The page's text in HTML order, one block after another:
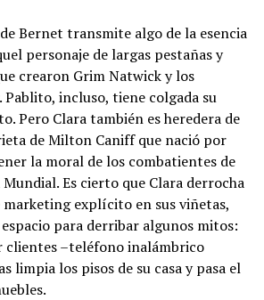
Bernet transmite algo de la esencia
personaje de largas pestañas y
crearon Grim Natwick y los
Pablito, incluso, tiene colgada su
Pero Clara también es heredera de
de Milton Caniff que nació por
la moral de los combatientes de
Es cierto que Clara derrocha
explícito en sus viñetas,
para derribar algunos mitos:
clientes –teléfono inalámbrico
limpia los pisos de su casa y pasa el